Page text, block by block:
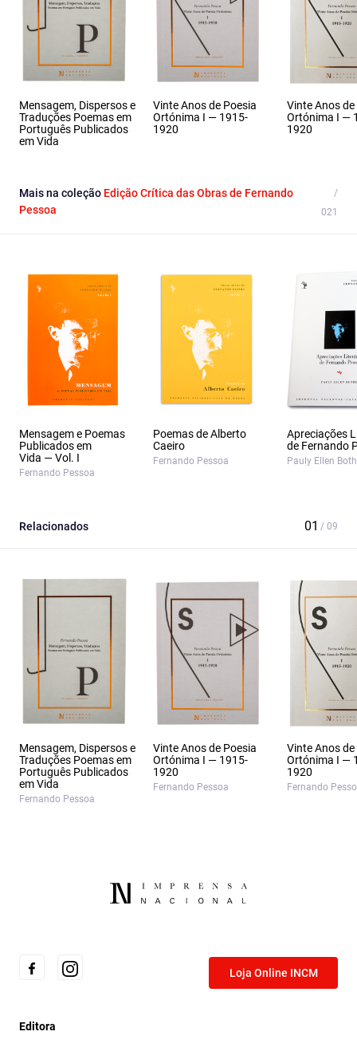
Mensagem, Dispersos e
Traduções Poemas em
Português Publicados
em Vida
Vinte Anos de Poesia
Ortónima I — 1915-
1920
Vinte Anos de
Ortónima I —
1920
Mais na coleção Edição Crítica das Obras de Fernando
Pessoa
Mensagem e Poemas
Publicados em
Vida — Vol. I
Fernando Pessoa
Poemas de Alberto
Caeiro
Fernando Pessoa
Apreciações
de Fernando
Pauly Ellen
Relacionados
Mensagem, Dispersos e
Traduções Poemas em
Português Publicados
em Vida
Fernando Pessoa
Vinte Anos de Poesia
Ortónima I — 1915-
1920
Fernando Pessoa
Vinte Anos de
Ortónima I —
1920
Fernando
Loja Online INCM
Editora